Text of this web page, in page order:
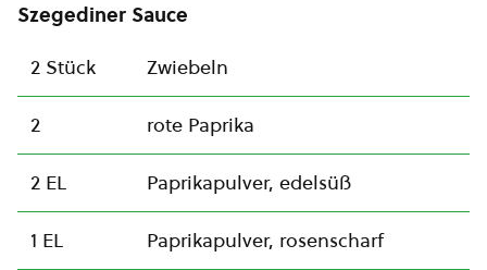
Szegediner Sauce
2 Stück
Zwiebeln
2 rote Paprika
2 EL Paprikapulver, edelsüß
1 EL Paprikapulver, rosenscharf